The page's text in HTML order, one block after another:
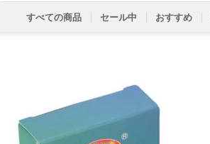
象:
すべての商品 セール中 おすすめ